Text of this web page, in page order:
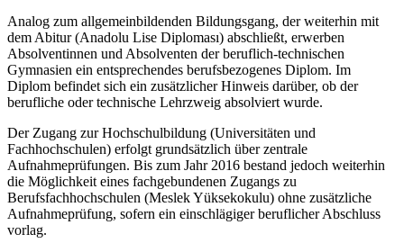
Analog zum allgemeinbildenden Bildungsgang, der weiterhin mit
dem Abitur (Anadolu Lise Diploması) abschließt, erwerben
Absolventinnen und Absolventen der beruflich-technischen
Gymnasien ein entsprechendes berufsbezogenes Diplom. Im
Diplom befindet sich ein zusätzlicher Hinweis darüber, ob der
berufliche oder technische Lehrzweig absolviert wurde.
Der Zugang zur Hochschulbildung (Universitäten und
Fachhochschulen) erfolgt grundsätzlich über zentrale
Aufnahmeprüfungen. Bis zum Jahr 2016 bestand jedoch weiterhin
die Möglichkeit eines fachgebundenen Zugangs zu
Berufsfachhochschulen (Meslek Yüksekokulu) ohne zusätzliche
Aufnahmeprüfung, sofern ein einschlägiger beruflicher Abschluss
vorlag.